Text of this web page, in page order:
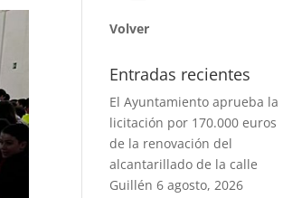
Volver
Entradas recientes
El Ayuntamiento aprueba la
licitación por 170.000 euros
de la renovación del
alcantarillado de la calle
Guillén 6 agosto, 2026